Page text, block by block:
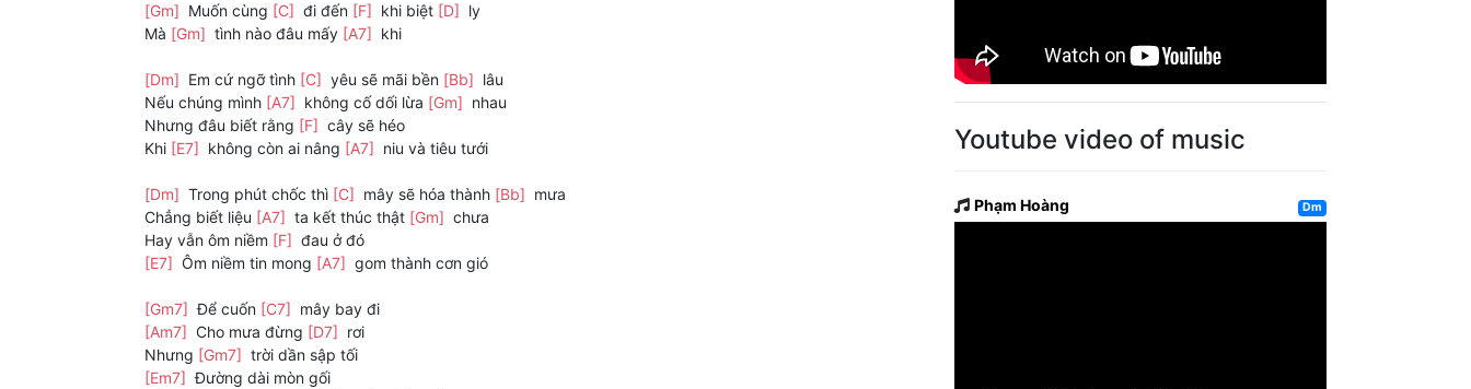
[Gm] Muốn cùng [C] đi đến [F] khi biệt [D] ly
Mà [Gm] tình nào đâu mấy [A7] khi
[Dm] Em cứ ngỡ tình [C] yêu sẽ mãi bền [Bb] lâu
Nếu chúng mình [A7] không cố dối lừa [Gm] nhau
Nhưng đâu biết rằng [F] cây sẽ héo
Khi [E7] không còn ai nâng [A7] niu và tiêu tưới
[Dm] Trong phút chốc thì [C] mây sẽ hóa thành [Bb] mưa
Chẳng biết liệu [A7] ta kết thúc thật [Gm] chưa
Hay vẫn ôm niềm [F] đau ở đó
[E7] Ôm niềm tin mong [A7] gom thành cơn gió
[Gm7] Để cuốn [C7] mây bay đi
[Am7] Cho mưa đừng [D7] rơi
Nhưng [Gm7] trời dần sập tối
[Em7] Đường dài mòn gối
Youtube video of music
Phạm Hoàng Dm